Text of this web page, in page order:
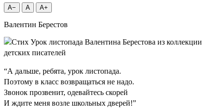
A− A A+
Валентин Берестов
“А дальше, ребята, урок листопада.
Поэтому в класс возвращаться не надо.
Звонок прозвенит, одевайтесь скорей
И ждите меня возле школьных дверей!”